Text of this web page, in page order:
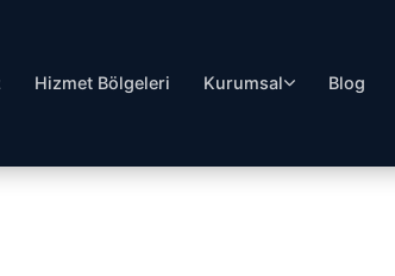
Hizmet Bölgeleri Kurumsal Blog